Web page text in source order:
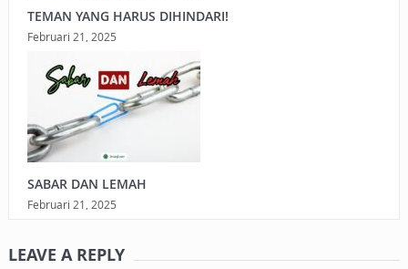
TEMAN YANG HARUS DIHINDARI!
Februari 21, 2025
SABAR DAN LEMAH
Februari 21, 2025
LEAVE A REPLY